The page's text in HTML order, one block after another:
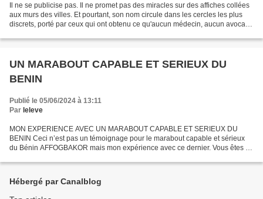
Il ne se publicise pas. Il ne promet pas des miracles sur des affiches collées
aux murs des villes. Et pourtant, son nom circule dans les cercles les plus
discrets, porté par ceux qui ont obtenu ce qu'aucun médecin, aucun avocat,
UN MARABOUT CAPABLE ET SERIEUX DU
BENIN
Publié le 05/06/2024 à 13:11
Par leleve
MON EXPERIENCE AVEC UN MARABOUT CAPABLE ET SERIEUX DU
BENIN Ceci n’est pas un témoignage pour le marabout capable et sérieux
du Bénin AFFOGBAKOR mais mon expérience avec ce dernier. Vous êtes à
Hébergé par Canalblog